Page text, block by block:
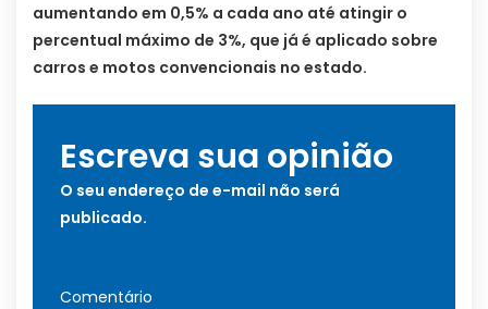
aumentando em 0,5% a cada ano até atingir o
percentual máximo de 3%, que já é aplicado sobre
carros e motos convencionais no estado.
Escreva sua opinião
O seu endereço de e-mail não será
publicado.
Comentário